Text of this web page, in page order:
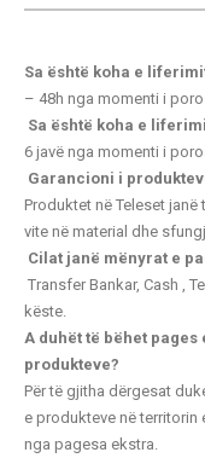
Sa është koha e
– 48h nga momenti i
Sa është koha e
6 javë nga momenti i
Garancioni i
Produktet në Teleset
vite në material dhe
Cilat janë mënyrat e
Transfer Bankar, Cash ,
këste.
A duhët të bëhet
produkteve?
Për të gjitha dërgesat
e produkteve në territorin
nga pagesa ekstra.